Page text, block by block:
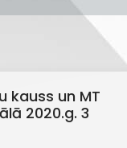
kauss un MT
2020.g. 3